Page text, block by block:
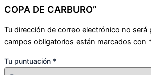
COPA DE CARBURO”
Tu dirección de correo electrónico no será
campos obligatorios están marcados con
Tu puntuación *